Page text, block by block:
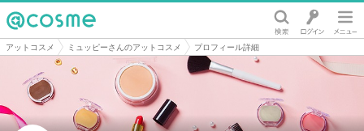
@cosme
アットコスメ ミュッピーさんのアットコスメ プロフィール詳細